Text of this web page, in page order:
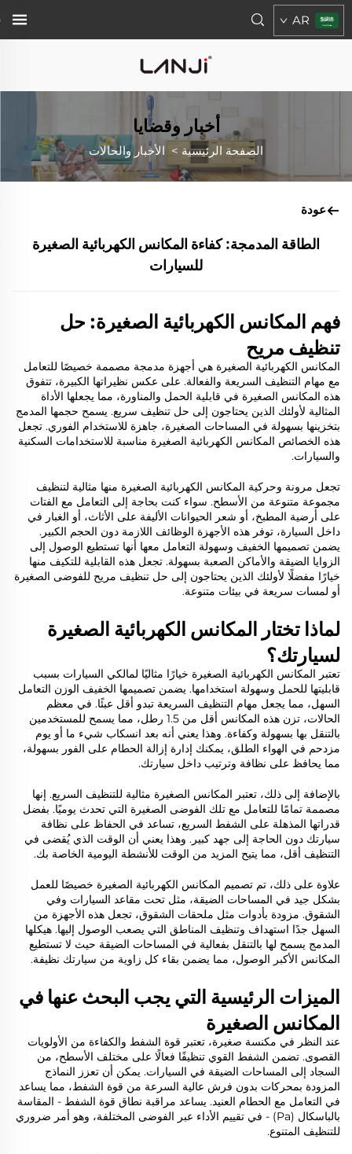
AR
أخبار وقضايا
الصفحة الرئيسية > الأخبار والحالات
عودة
الطاقة المدمجة: كفاءة المكانس الكهربائية الصغيرة
للسيارات
فهم المكانس الكهربائية الصغيرة: حل
تنظيف مريح
المكانس الكهربائية الصغيرة هي أجهزة مدمجة مصممة خصيصًا للتعامل
مع مهام التنظيف السريعة والفعالة. على عكس نظيراتها الكبيرة، تتفوق
هذه المكانس الصغيرة في قابلية الحمل والمناورة، مما يجعلها الأداة
المثالية لأولئك الذين يحتاجون إلى حل تنظيف سريع. يسمح حجمها المدمج
بتخزينها بسهولة في المساحات الصغيرة، جاهزة للاستخدام الفوري. تجعل
هذه الخصائص المكانس الكهربائية الصغيرة مناسبة للاستخدامات السكنية
والسيارات.
تجعل مرونة وحركية المكانس الكهربائية الصغيرة منها مثالية لتنظيف
مجموعة متنوعة من الأسطح. سواء كنت بحاجة إلى التعامل مع الفتات
على أرضية المطبخ، أو شعر الحيوانات الأليفة على الأثاث، أو الغبار في
داخل السيارة، توفر هذه الأجهزة الوظائف اللازمة دون الحجم الكبير.
يضمن تصميمها الخفيف وسهولة التعامل معها أنها تستطيع الوصول إلى
الزوايا الضيقة والأماكن الصعبة بسهولة. تجعل هذه القابلية للتكيف منها
خيارًا مفضلًا لأولئك الذين يحتاجون إلى حل تنظيف مريح للفوضى الصغيرة
أو لمسات سريعة في بيئات متنوعة.
لماذا تختار المكانس الكهربائية الصغيرة
لسيارتك؟
تعتبر المكانس الكهربائية الصغيرة خيارًا مثاليًا لمالكي السيارات بسبب
قابليتها للحمل وسهولة استخدامها. يضمن تصميمها الخفيف الوزن التعامل
السهل، مما يجعل مهام التنظيف السريعة تبدو أقل عبئًا. في معظم
الحالات، تزن هذه المكانس أقل من 1.5 رطل، مما يسمح للمستخدمين
بالتنقل بها بسهولة وكفاءة. وهذا يعني أنه بعد انسكاب شيء ما أو يوم
مزدحم في الهواء الطلق، يمكنك إدارة إزالة الحطام على الفور بسهولة،
مما يحافظ على نظافة وترتيب داخل سيارتك.
بالإضافة إلى ذلك، تعتبر المكانس الصغيرة مثالية للتنظيف السريع. إنها
مصممة تمامًا للتعامل مع تلك الفوضى الصغيرة التي تحدث يوميًا. بفضل
قدراتها المذهلة على الشفط السريع، تساعد في الحفاظ على نظافة
سيارتك دون الحاجة إلى جهد كبير. وهذا يعني أن الوقت الذي يُقضى في
التنظيف أقل، مما يتيح المزيد من الوقت للأنشطة اليومية الخاصة بك.
علاوة على ذلك، تم تصميم المكانس الكهربائية الصغيرة خصيصًا للعمل
بشكل جيد في المساحات الضيقة، مثل تحت مقاعد السيارات وفي
الشقوق. مزودة بأدوات مثل ملحقات الشقوق، تجعل هذه الأجهزة من
السهل جدًا استهداف وتنظيف المناطق التي يصعب الوصول إليها. هيكلها
المدمج يسمح لها بالتنقل بفعالية في المساحات الضيقة حيث لا تستطيع
المكانس الأكبر الوصول، مما يضمن بقاء كل زاوية من سيارتك نظيفة.
الميزات الرئيسية التي يجب البحث عنها في
المكانس الصغيرة
عند النظر في مكنسة صغيرة، تعتبر قوة الشفط والكفاءة من الأولويات
القصوى. تضمن الشفط القوي تنظيفًا فعالًا على مختلف الأسطح، من
السجاد إلى المساحات الضيقة في السيارات. يمكن أن تعزز النماذج
المزودة بمحركات بدون فرش عالية السرعة من قوة الشفط، مما يساعد
في التعامل مع الحطام العنيد. يساعد مراقبة نطاق قوة الشفط - المقاسة
بالباسكال (Pa) - في تقييم الأداء عبر الفوضى المختلفة، وهو أمر ضروري
للتنظيف المتنوع.